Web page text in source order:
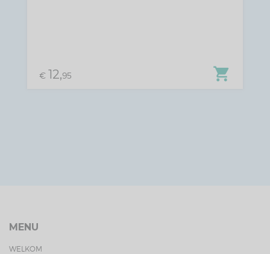
shopping_cart
€ 12,95
MENU
WELKOM